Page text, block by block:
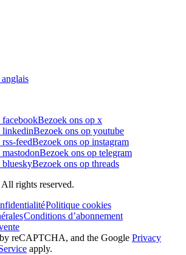
facebookBezoek ons op x
linkedinBezoek ons op youtube
feedBezoek ons op instagram
Bezoek ons op telegram
blueskyBezoek ons op threads
rights reserved.
Politique cookies
Conditions d’abonnement
reCAPTCHA, and the Google Privacy
apply.